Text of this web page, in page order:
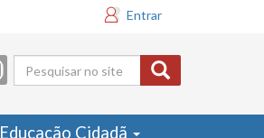
Entrar
Formulário
de busca
Educação Cidadã